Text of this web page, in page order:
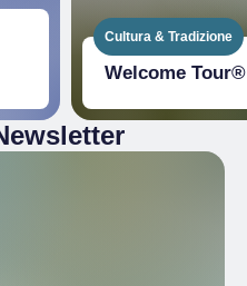
Cultura & Tradizione
Welcome